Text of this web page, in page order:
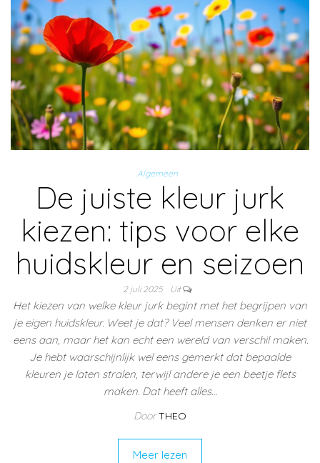
Algemeen
De juiste kleur jurk
kiezen: tips voor elke
huidskleur en seizoen
2 juli 2025 Uit
Het kiezen van welke kleur jurk begint met het begrijpen van
je eigen huidskleur. Weet je dat? Veel mensen denken er niet
eens aan, maar het kan echt een wereld van verschil maken.
Je hebt waarschijnlijk wel eens gemerkt dat bepaalde
kleuren je laten stralen, terwijl andere je een beetje flets
maken. Dat heeft alles…
Door THEO
Meer lezen